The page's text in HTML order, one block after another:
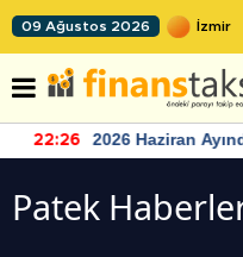
09 Ağustos 2026
22:26 2026 Haziran Ayında
Patek